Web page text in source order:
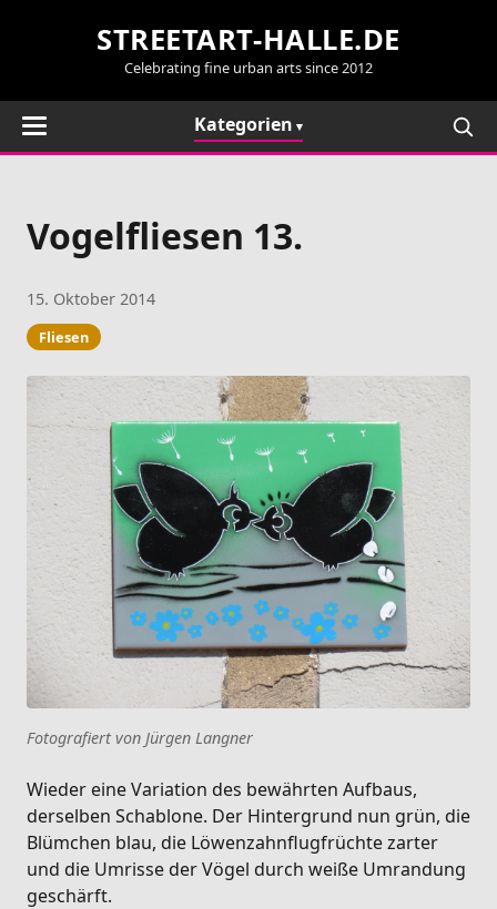
STREETART-HALLE.DE
Celebrating fine urban arts since 2012
Kategorien
Vogelfliesen 13.
15. Oktober 2014
Fliesen
Fotografiert von Jürgen Langner
Wieder eine Variation des bewährten Aufbaus,
derselben Schablone. Der Hintergrund nun grün, die
Blümchen blau, die Löwenzahnflugfrüchte zarter
und die Umrisse der Vögel durch weiße Umrandung
geschärft.